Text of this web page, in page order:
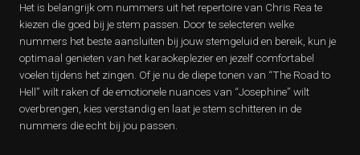
Het is belangrijk om nummers uit het repertoire van Chris Rea te
kiezen die goed bij je stem passen. Door te selecteren welke
nummers het beste aansluiten bij jouw stemgeluid en bereik, kun je
optimaal genieten van het karaokeplezier en jezelf comfortabel
voelen tijdens het zingen. Of je nu de diepe tonen van “The Road to
Hell” wilt raken of de emotionele nuances van “Josephine” wilt
overbrengen, kies verstandig en laat je stem schitteren in de
nummers die echt bij jou passen.